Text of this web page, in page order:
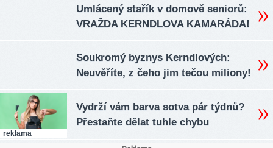
Umlácený stařík v domově seniorů:
VRAŽDA KERNDLOVA KAMARÁDA!
Soukromý byznys Kerndlových:
Neuvěříte, z čeho jim tečou miliony!
reklama
Vydrží vám barva sotva pár týdnů?
Přestaňte dělat tuhle chybu